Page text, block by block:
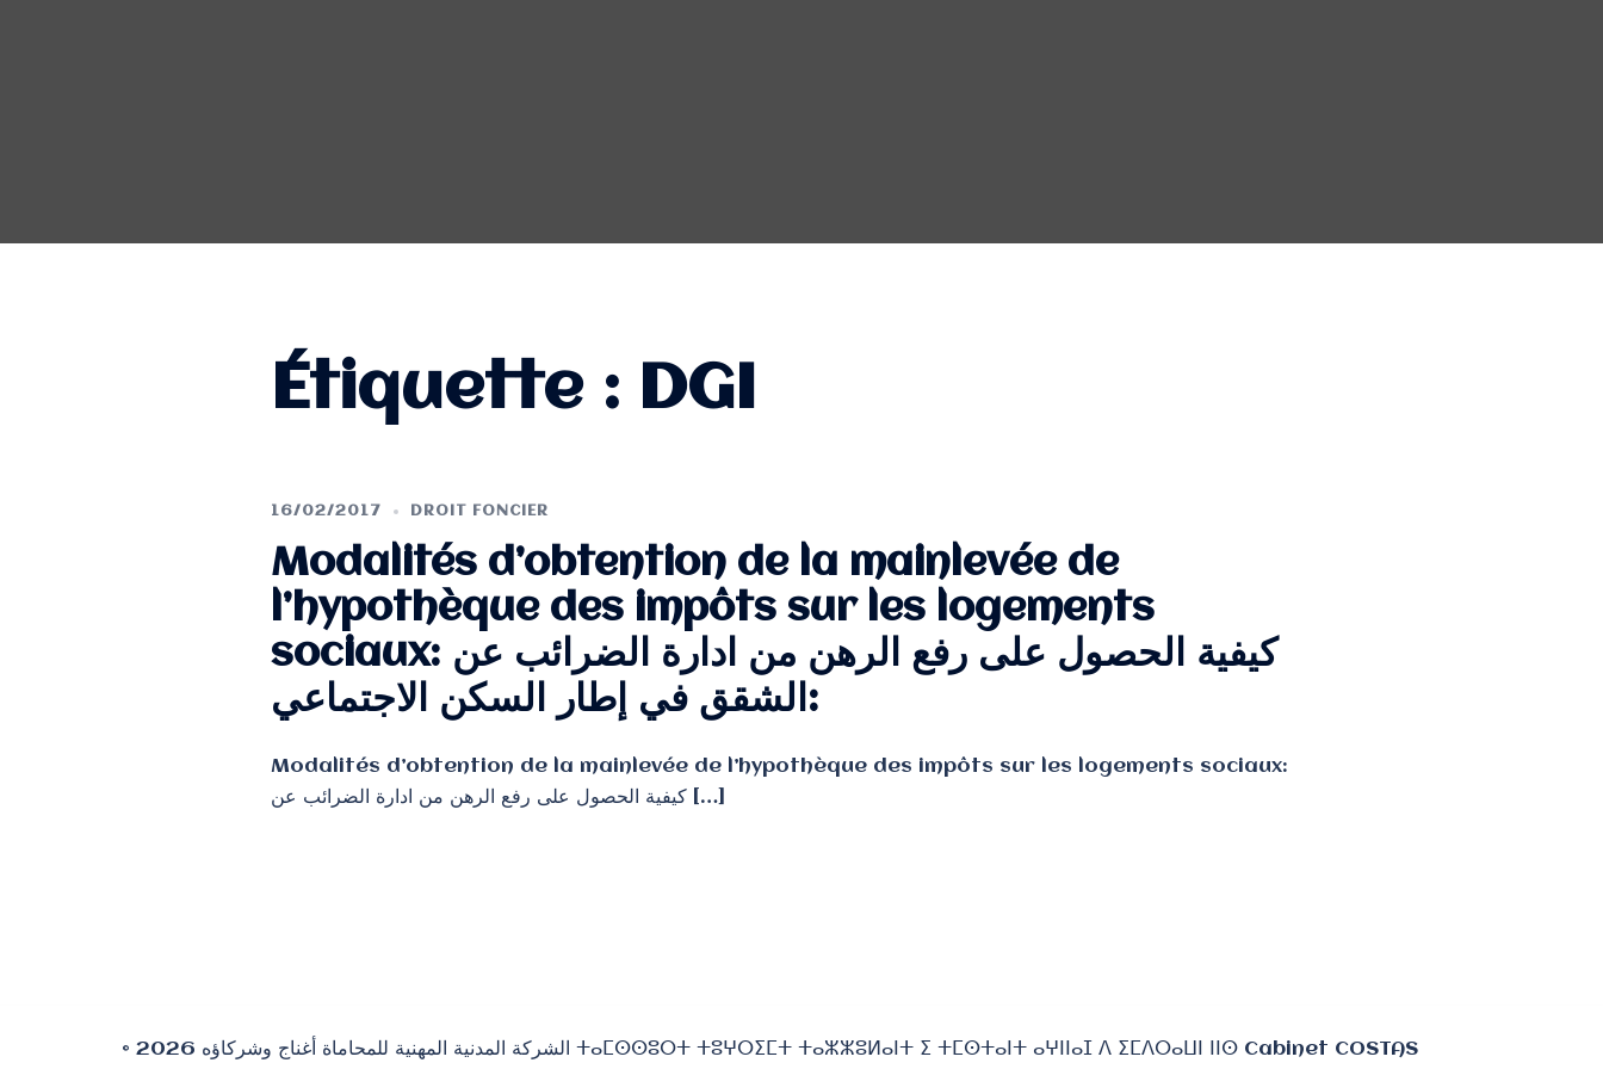
Étiquette : DGI
16/02/2017 DROIT FONCIER
Modalités d’obtention de la mainlevée de
l’hypothèque des impôts sur les logements
sociaux: كيفية الحصول على رفع الرهن من ادارة الضرائب عن
الشقق في إطار السكن الاجتماعي:
Modalités d’obtention de la mainlevée de l’hypothèque des impôts sur les logements sociaux:
كيفية الحصول على رفع الرهن من ادارة الضرائب عن […]
© 2026 الشركة المدنية المهنية للمحاماة أغناج وشركاؤه ⵜⴰⵎⵙⵙⵓⵔⵜ ⵜⵓⵖⵔⵉⵎⵜ ⵜⴰⵣⵣⵓⵍⴰⵏⵜ ⵉ ⵜⵎⵙⵜⴰⵏⵜ ⴰⵖⵏⵏⴰⵊ ⴷ ⵉⵎⴷⵔⴰⵡⵏ ⵏⵏⵙ Cabinet COSTAS